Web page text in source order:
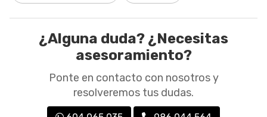
¿Alguna duda? ¿Necesitas
asesoramiento?
Ponte en contacto con nosotros y
resolveremos tus dudas.